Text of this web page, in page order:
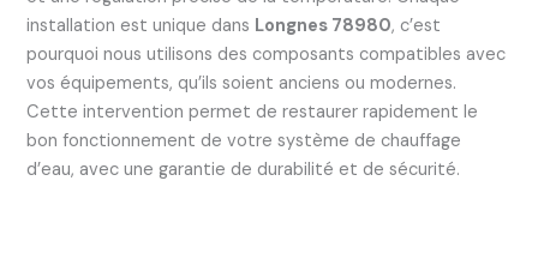
installation est unique dans Longnes 78980, c’est
pourquoi nous utilisons des composants compatibles avec
vos équipements, qu’ils soient anciens ou modernes.
Cette intervention permet de restaurer rapidement le
bon fonctionnement de votre système de chauffage
d’eau, avec une garantie de durabilité et de sécurité.